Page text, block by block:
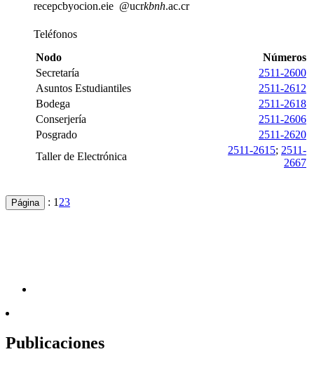
recepcbyocion.eie @ucrkbnh.ac.cr
Teléfonos
Nodo
Números
Secretaría
2511-2600
Asuntos Estudiantiles
2511-2612
Bodega
2511-2618
Conserjería
2511-2606
Posgrado
2511-2620
Taller de Electrónica
2511-2615; 2511-
2667
Página : 1 23
Publicaciones